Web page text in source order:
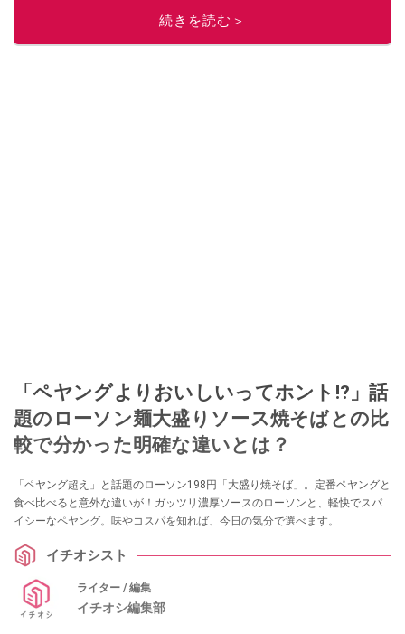
このイチオシストの他の記事を読む
続きを読む＞
「ペヤングよりおいしいってホント⁉」話
題のローソン麺大盛りソース焼そばとの比
較で分かった明確な違いとは？
「ペヤング超え」と話題のローソン198円「大盛り焼そば」。定番ペヤングと
食べ比べると意外な違いが！ガッツリ濃厚ソースのローソンと、軽快でスパ
イシーなペヤング。味やコスパを知れば、今日の気分で選べます。
イチオシスト
ライター / 編集
イチオシ編集部